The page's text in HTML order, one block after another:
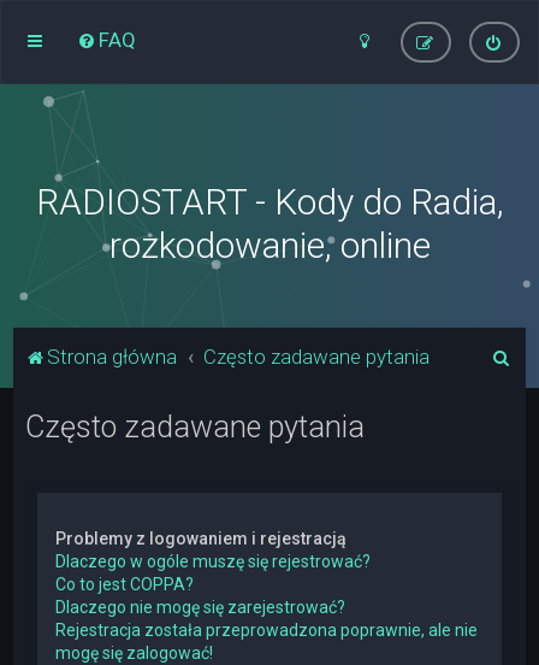
FAQ
RADIOSTART - Kody do Radia,
rozkodowanie, online
Strona główna Często zadawane pytania
Często zadawane pytania
Problemy z logowaniem i rejestracją
Dlaczego w ogóle muszę się rejestrować?
Co to jest COPPA?
Dlaczego nie mogę się zarejestrować?
Rejestracja została przeprowadzona poprawnie, ale nie
mogę się zalogować!